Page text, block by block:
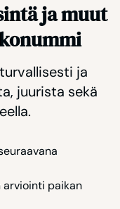
ja muut
ja
juurista sekä
arviointi paikan